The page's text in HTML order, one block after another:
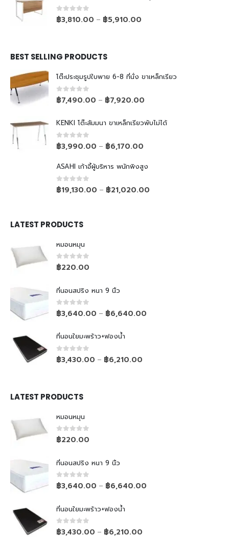
0out of 5
฿3,810.00 – ฿5,910.00
BEST SELLING PRODUCTS
โต๊ะประชุมรูปใบพาย 6-8 ที่นั่ง ขาเหล็กเรียว
0out of 5
฿7,490.00 – ฿7,920.00
KENKI โต๊ะสัมมนา ขาเหล็กเรียวพับไม่ได้
0out of 5
฿3,990.00 – ฿6,170.00
ASAHI เก้าอี้ผู้บริหาร พนักพิงสูง
0out of 5
฿19,130.00 – ฿21,020.00
LATEST PRODUCTS
หมอนหมุน
0out of 5
฿220.00
ที่นอนสปริง หนา 9 นิ้ว
0out of 5
฿3,640.00 – ฿6,640.00
ที่นอนใยมะพร้าว+ฟองน้ำ
0out of 5
฿3,430.00 – ฿6,210.00
LATEST PRODUCTS
หมอนหมุน
0out of 5
฿220.00
ที่นอนสปริง หนา 9 นิ้ว
0out of 5
฿3,640.00 – ฿6,640.00
ที่นอนใยมะพร้าว+ฟองน้ำ
0out of 5
฿3,430.00 – ฿6,210.00